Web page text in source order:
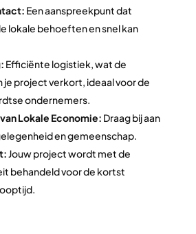
Een aanspreekpunt dat
lokale behoeften en snel kan
Efficiënte logistiek, wat de
project verkort, ideaal voor de
ondernemers.
Lokale Economie: Draag bij aan
en gemeenschap.
Jouw project wordt met de
behandeld voor de kortst